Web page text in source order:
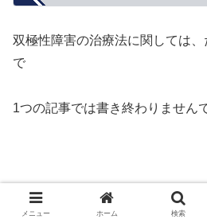
双極性障害の治療法に関しては
で
1つの記事では書き終わりません
最初に自分の発症経緯について
メニュー ホーム 検索